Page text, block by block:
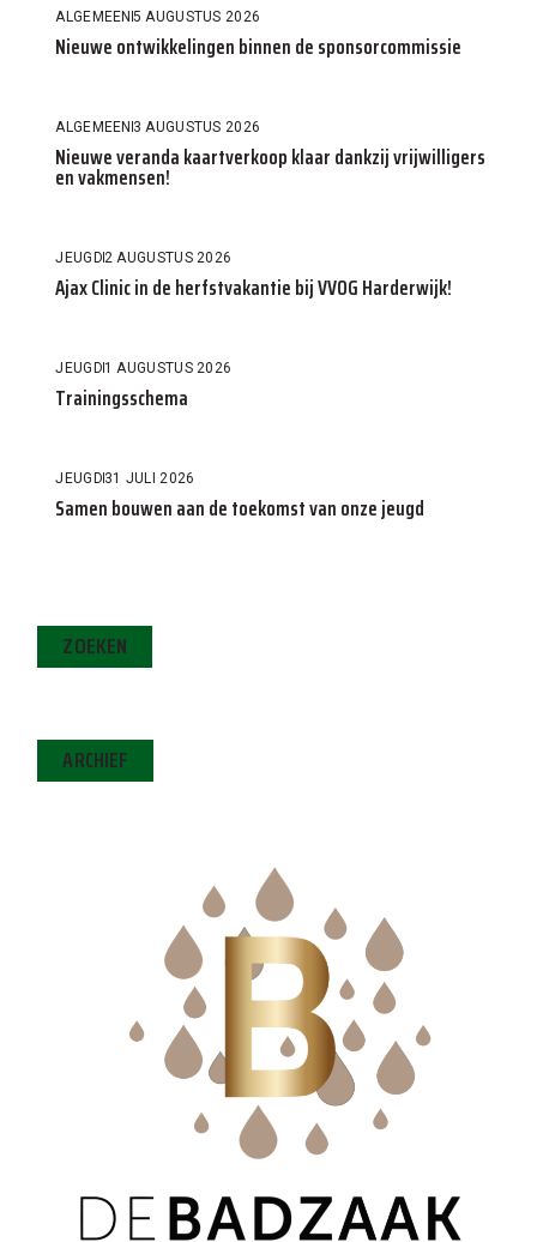
ALGEMEEN5 AUGUSTUS 2026
Nieuwe ontwikkelingen binnen de sponsorcommissie
ALGEMEEN3 AUGUSTUS 2026
Nieuwe veranda kaartverkoop klaar dankzij vrijwilligers
en vakmensen!
JEUGD2 AUGUSTUS 2026
Ajax Clinic in de herfstvakantie bij VVOG Harderwijk!
JEUGD1 AUGUSTUS 2026
Trainingsschema
JEUGD31 JULI 2026
Samen bouwen aan de toekomst van onze jeugd
ZOEKEN
ARCHIEF